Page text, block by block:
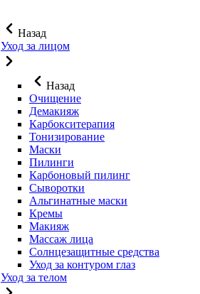
Назад
Уход за лицом
Назад
Очищение
Демакияж
Карбокситерапия
Тонизирование
Маски
Пилинги
Карбоновый пилинг
Сыворотки
Альгинатные маски
Кремы
Макияж
Массаж лица
Солнцезащитные средства
Уход за контуром глаз
Уход за телом